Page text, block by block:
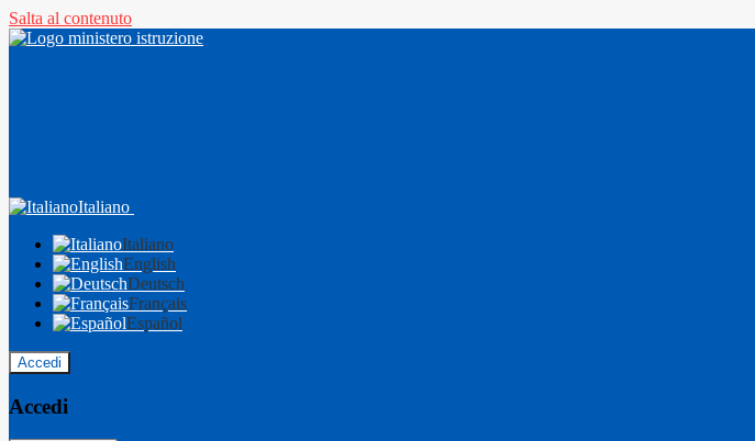
Salta al contenuto
Italiano
Italiano
English
Deutsch
Français
Español
Accedi
Accedi